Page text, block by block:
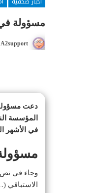
مسؤولة في
A2support
دعت مسؤولة
المؤسسة
في الأشهر
وجاء في نص